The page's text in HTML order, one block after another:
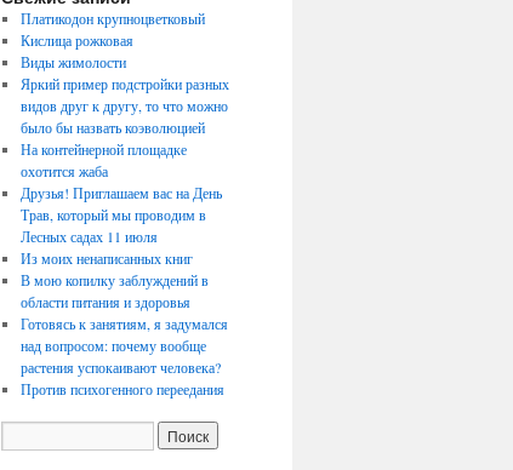
Платикодон крупноцветковый
Кислица рожковая
Виды жимолости
Яркий пример подстройки разных
видов друг к другу, то что можно
было бы назвать коэволюцией
На контейнерной площадке
охотится жаба
Друзья! Приглашаем вас на День
Трав, который мы проводим в
Лесных садах 11 июля
Из моих ненаписанных книг
В мою копилку заблуждений в
области питания и здоровья
Готовясь к занятиям, я задумался
над вопросом: почему вообще
растения успокаивают человека?
Против психогенного переедания